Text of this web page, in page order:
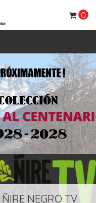
0
ÑIRE NEGRO TV